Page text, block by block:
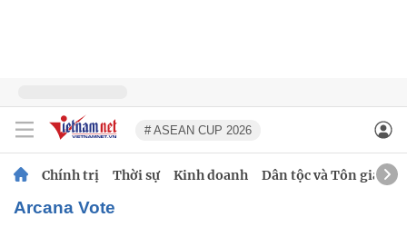
# ASEAN CUP 2026
Chính trị Thời sự Kinh doanh Dân tộc và Tôn giáo
Arcana Vote